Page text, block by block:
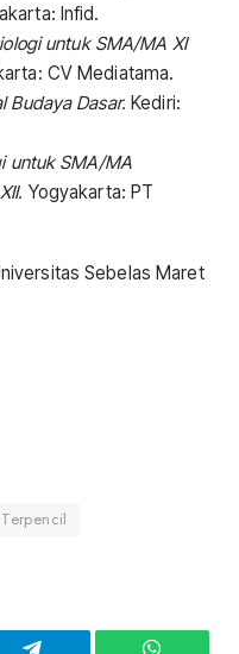
Infid.
untuk SMA/MA XI
CV Mediatama.
Budaya Dasar. Kediri:
untuk SMA/MA
Yogyakarta: PT
Sebelas Maret